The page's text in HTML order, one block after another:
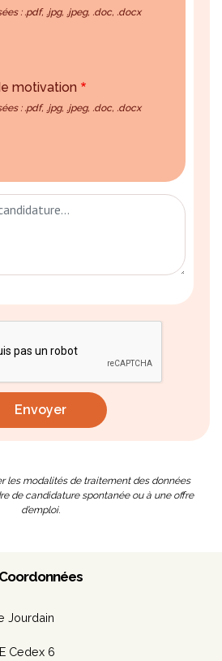
: .pdf, .jpg, .jpeg, .doc, .docx
motivation
: .pdf, .jpg, .jpeg, .doc, .docx
les modalités de traitement des données
de candidature spontanée ou à une offre
d’emploi.
Coordonnées
Jourdain
Cedex 6